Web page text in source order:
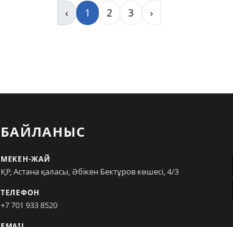
‹ 1 2 3 ›
БАЙЛАНЫС
МЕКЕН-ЖАЙ
ҚР, Астана қаласы, Әбікен Бектұров көшесі, 4/3
ТЕЛЕФОН
+7 701 933 8520